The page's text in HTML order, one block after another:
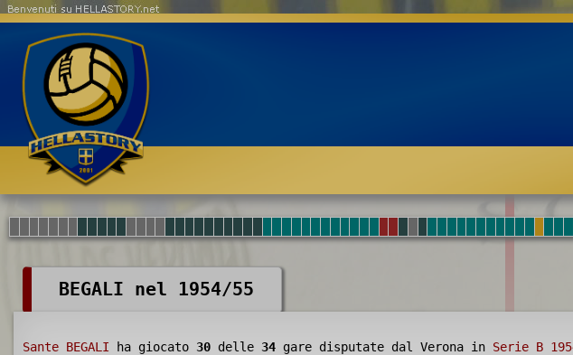
Benvenuti su HELLASTORY.net
BEGALI nel 1954/55
Sante BEGALI ha giocato 30 delle 34 gare disputate dal Verona in Serie B